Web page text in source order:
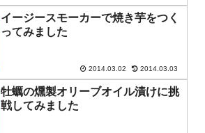
イージースモーカーで焼き芋をつく
ってみました
2014.03.02 2014.03.03
牡蠣の燻製オリーブオイル漬けに挑
戦してみました